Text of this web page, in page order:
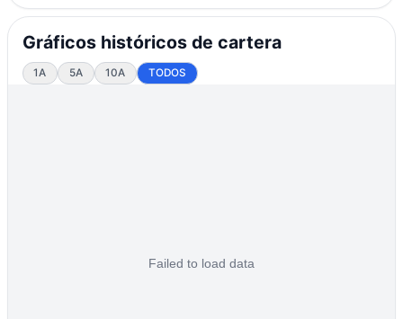
Gráficos históricos de cartera
1A 5A 10A TODOS